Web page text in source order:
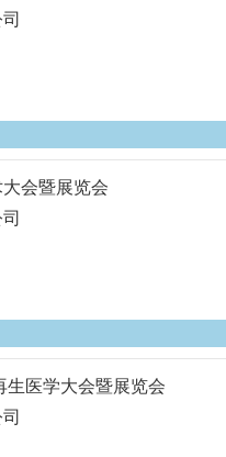
会暨展览会
生医学大会暨展览会